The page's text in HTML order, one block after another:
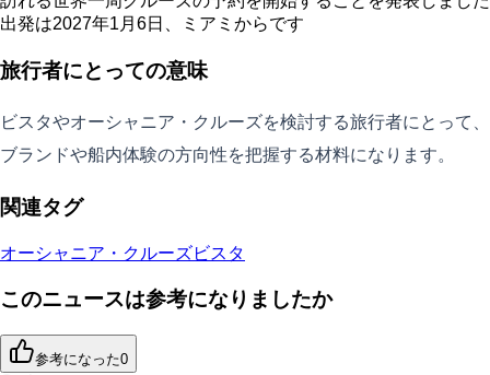
出発は2027年1月6日、ミアミからです
旅行者にとっての意味
ビスタやオーシャニア・クルーズを検討する旅行者にとって、
ブランドや船内体験の方向性を把握する材料になります。
関連タグ
オーシャニア・クルーズビスタ
このニュースは参考になりましたか
参考になった0